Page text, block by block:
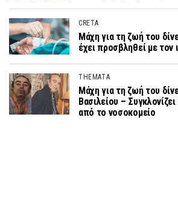
CRETA
Μάχη για τη ζωή του
έχει προσβληθεί με τον
THEMATA
Μάχη για τη ζωή του
Βασιλείου –
από το νοσοκομείο